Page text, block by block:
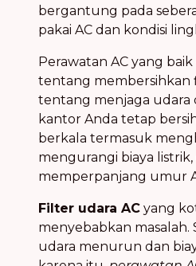
bergantung pada
pakai AC dan kondisi
Perawatan AC yang
tentang membersihkan
tentang menjaga udara
kantor Anda tetap
berkala termasuk
mengurangi biaya listrik,
memperpanjang umur
Filter udara AC yang
menyebabkan masalah.
udara menurun dan